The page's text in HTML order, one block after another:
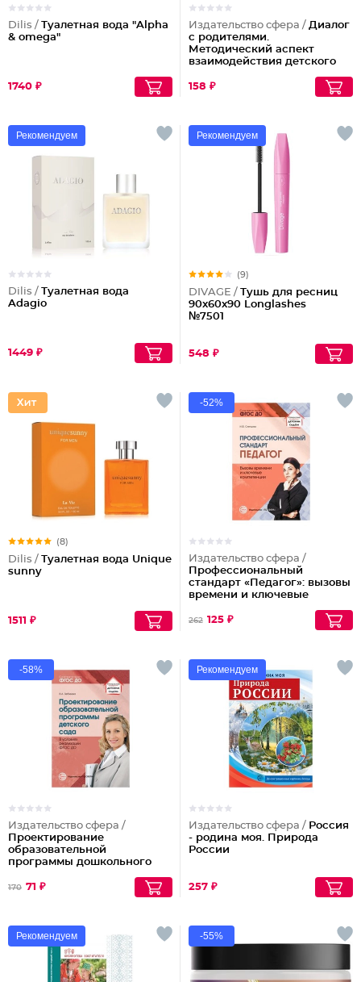
Dilis / Туалетная вода "Alpha
& omega"
1740 ₽
Издательство сфера / Диалог
с родителями.
Методический аспект
взаимодействия детского
ФГОС ДО
158 ₽
Рекомендуем
Dilis / Туалетная вода
Adagio
1449 ₽
Рекомендуем
(9)
DIVAGE / Тушь для ресниц
90x60x90 Longlashes
№7501
548 ₽
(8)
Dilis / Туалетная вода Unique
sunny
1511 ₽
-52%
Издательство сфера /
Профессиональный
стандарт «Педагог»: вызовы
времени и ключевые
пособие
262 125 ₽
-58%
Издательство сфера /
Проектирование
образовательной
программы дошкольного
реализации ФГОС ДО
170 71 ₽
Рекомендуем
Издательство сфера / Россия
- родина моя. Природа
России
257 ₽
Рекомендуем -55%